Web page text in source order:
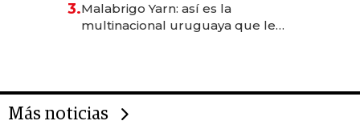
anticipación y prepara apertura
3.Malabrigo Yarn: así es la
multinacional uruguaya que le
Más noticias